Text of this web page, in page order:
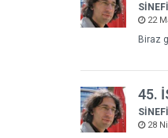
22
Biraz
45.
28